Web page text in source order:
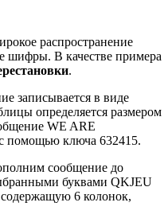
распространение
шифры. В качестве примера
.
записывается в виде
определяется размером
WE ARE
помощью ключа 632415.
сообщение до
буквами QKJEU
6 колонок,